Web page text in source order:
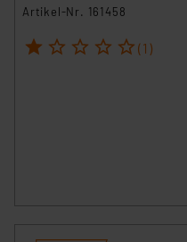
Artikel-Nr. 161458
1 2 3 4 5 (1)